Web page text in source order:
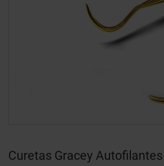
Curetas Gracey Autofilantes